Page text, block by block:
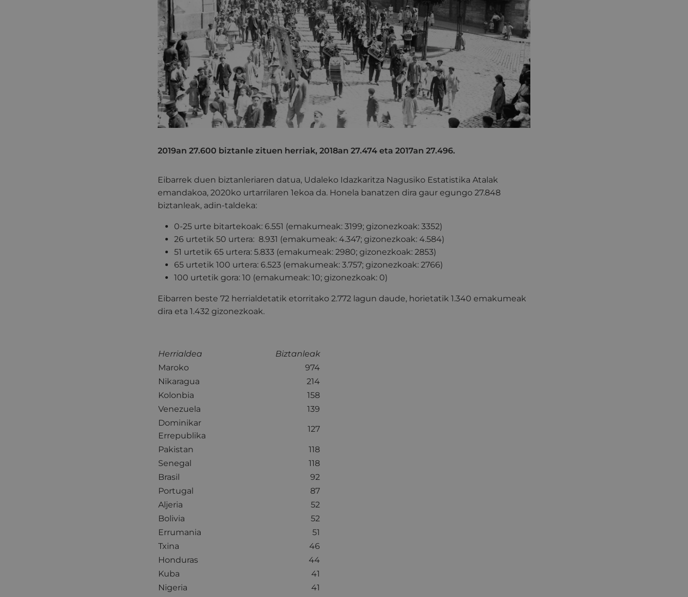
2019an 27.600 biztanle zituen herriak, 2018an 27.474 eta 2017an 27.496.
Eibarrek duen biztanleriaren datua, Udaleko Idazkaritza Nagusiko Estatistika Atalak
emandakoa, 2020ko urtarrilaren 1ekoa da. Honela banatzen dira gaur egungo 27.848
biztanleak, adin-taldeka:
0-25 urte bitartekoak: 6.551 (emakumeak: 3199; gizonezkoak: 3352)
26 urtetik 50 urtera: 8.931 (emakumeak: 4.347; gizonezkoak: 4.584)
51 urtetik 65 urtera: 5.833 (emakumeak: 2980; gizonezkoak: 2853)
65 urtetik 100 urtera: 6.523 (emakumeak: 3.757; gizonezkoak: 2766)
100 urtetik gora: 10 (emakumeak: 10; gizonezkoak: 0)
Eibarren beste 72 herrialdetatik etorritako 2.772 lagun daude, horietatik 1.340 emakumeak
dira eta 1.432 gizonezkoak.
Herrialdea
Biztanleak
Maroko
974
Nikaragua
214
Kolonbia
158
Venezuela
139
Dominikar
Errepublika
127
Pakistan
118
Senegal
118
Brasil
92
Portugal
87
Aljeria
52
Bolivia
52
Errumania
51
Txina
46
Honduras
44
Kuba
41
Nigeria
41